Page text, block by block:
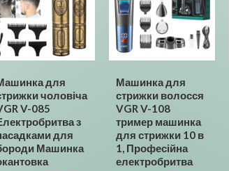
для
чоловіча
V-085
з
для
Машинка
Машинка для
стрижки волосся
VGR V-108
тример машинка
для стрижки 10 в
1, Професійна
електробритва